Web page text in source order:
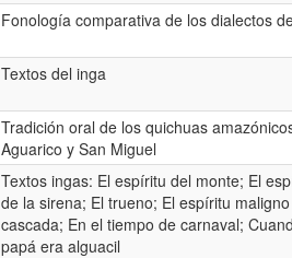
Fonología comparativa de los dialectos
Textos del inga
Tradición oral de los quichuas
Aguarico y San Miguel
Textos ingas: El espíritu del monte; El
de la sirena; El trueno; El espíritu
cascada; En el tiempo de carnaval;
papá era alguacil